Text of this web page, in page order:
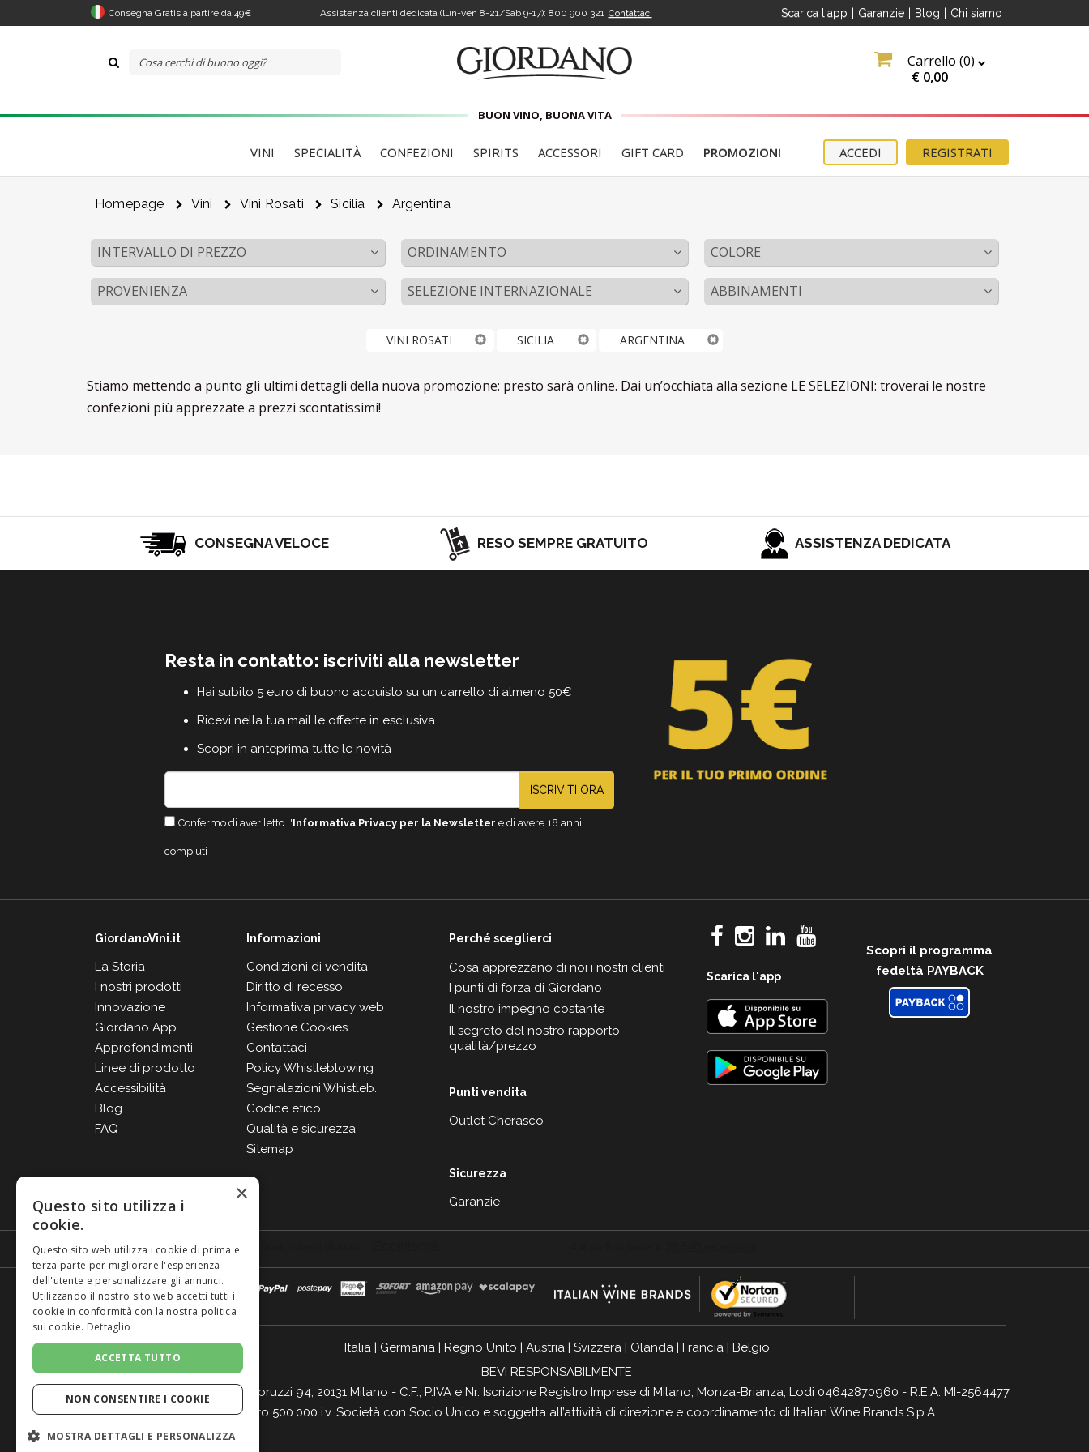
Consegna Gratis a partire da 49€ Assistenza clienti dedicata (lun-ven 8-21/Sab 9-17): 800 900 321 Contattaci Scarica l'app Garanzie Blog Chi siamo
Carrello (0)
€ 0,00
BUON VINO, BUONA VITA
VINI SPECIALITÀ CONFEZIONI SPIRITS ACCESSORI GIFT CARD PROMOZIONI REGISTRATI
ACCEDI
Homepage Vini Vini Rosati Sicilia Argentina
INTERVALLO DI PREZZO ORDINAMENTO COLORE
PROVENIENZA SELEZIONE INTERNAZIONALE ABBINAMENTI
VINI ROSATI SICILIA ARGENTINA
Stiamo mettendo a punto gli ultimi dettagli della nuova promozione: presto sarà online. Dai un’occhiata alla sezione LE SELEZIONI: troverai le nostre
confezioni più apprezzate a prezzi scontatissimi!
CONSEGNA VELOCE RESO SEMPRE GRATUITO ASSISTENZA DEDICATA
Resta in contatto: iscriviti alla newsletter
Hai subito 5 euro di buono acquisto su un carrello di almeno 50€
Ricevi nella tua mail le offerte in esclusiva
Scopri in anteprima tutte le novità
ISCRIVITI ORA
Confermo di aver letto l'Informativa Privacy per la Newsletter e di avere 18 anni
compiuti
GiordanoVini.it
La Storia
I nostri prodotti
Innovazione
Giordano App
Approfondimenti
Linee di prodotto
Accessibilità
Blog
FAQ
Informazioni
Condizioni di vendita
Diritto di recesso
Informativa privacy web
Gestione Cookies
Contattaci
Policy Whistleblowing
Segnalazioni Whistleb.
Codice etico
Qualità e sicurezza
Sitemap
Perché sceglierci
Cosa apprezzano di noi i nostri clienti
I punti di forza di Giordano
Il nostro impegno costante
Il segreto del nostro rapporto
qualità/prezzo
Punti vendita
Outlet Cherasco
Sicurezza
Garanzie
Scarica l'app
Scopri il programma
fedeltà PAYBACK
Italia| Germania| Regno Unito | Austria| Svizzera| Olanda| Francia| Belgio
BEVI RESPONSABILMENTE
Giordano Vini S.p.A. Viale Abruzzi 94, 20131 Milano - C.F., P.IVA e Nr. Iscrizione Registro Imprese di Milano, Monza-Brianza, Lodi 04642870960 - R.E.A. MI-2564477
- Cap. Soc. Euro 500.000 i.v. Società con Socio Unico e soggetta all’attività di direzione e coordinamento di Italian Wine Brands S.p.A.
×
Questo sito utilizza i
cookie.
Questo sito web utilizza i cookie di prima e
terza parte per migliorare l'esperienza
dell'utente e personalizzare gli annunci.
Utilizzando il nostro sito web accetti tutti i
cookie in conformità con la nostra politica
sui cookie. Dettaglio
ACCETTA TUTTO
NON CONSENTIRE I COOKIE
MOSTRA DETTAGLI E PERSONALIZZA